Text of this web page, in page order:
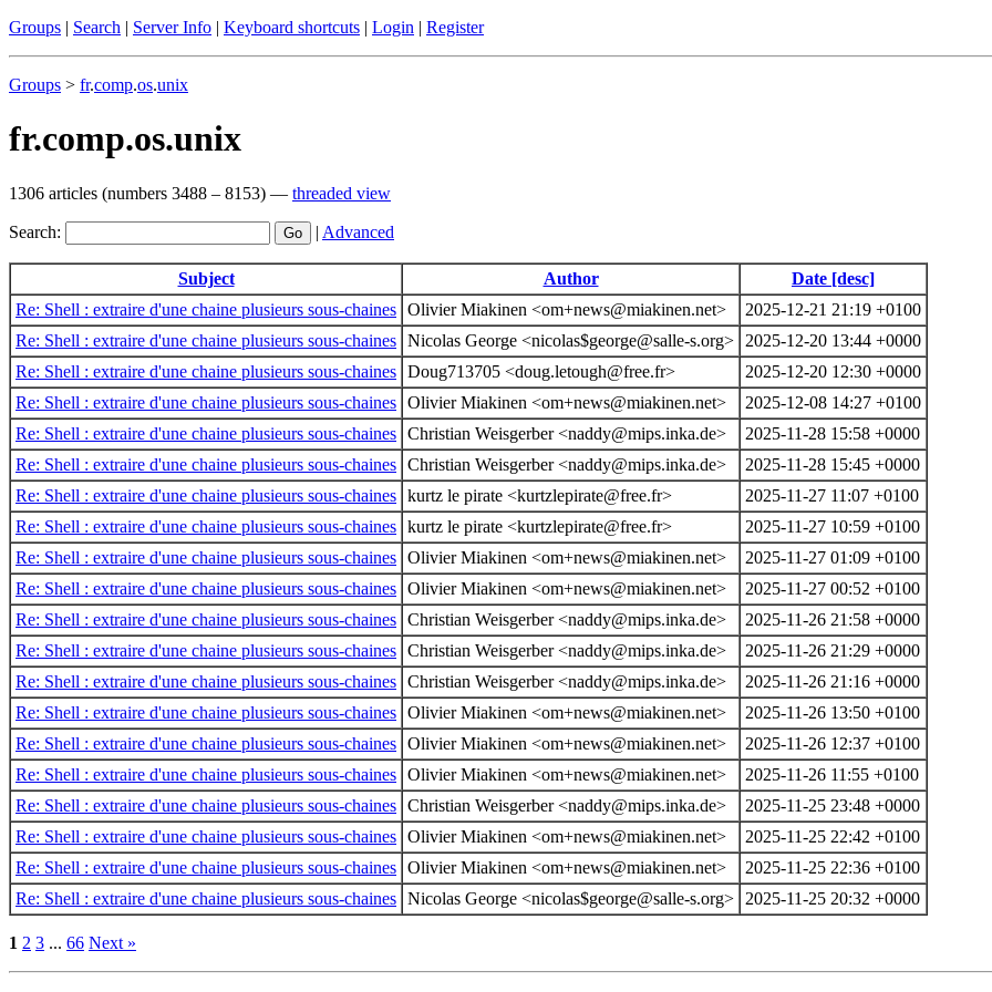
Groups | Search | Server Info | Keyboard shortcuts | Login | Register
Groups > fr.comp.os.unix
fr.comp.os.unix
1306 articles (numbers 3488 – 8153) — threaded view
Search: | Advanced
Subject Author
Date [desc]
Re: Shell : extraire d'une chaine plusieurs sous-chaines Olivier Miakinen <om+news@miakinen.net>
2025-12-21 21:19 +0100
Re: Shell : extraire d'une chaine plusieurs sous-chaines Nicolas George <nicolas$george@salle-s.org>
2025-12-20 13:44 +0000
Re: Shell : extraire d'une chaine plusieurs sous-chaines Doug713705 <doug.letough@free.fr>
2025-12-20 12:30 +0000
Re: Shell : extraire d'une chaine plusieurs sous-chaines Olivier Miakinen <om+news@miakinen.net>
2025-12-08 14:27 +0100
Re: Shell : extraire d'une chaine plusieurs sous-chaines Christian Weisgerber <naddy@mips.inka.de>
2025-11-28 15:58 +0000
Re: Shell : extraire d'une chaine plusieurs sous-chaines Christian Weisgerber <naddy@mips.inka.de>
2025-11-28 15:45 +0000
Re: Shell : extraire d'une chaine plusieurs sous-chaines kurtz le pirate <kurtzlepirate@free.fr>
2025-11-27 11:07 +0100
Re: Shell : extraire d'une chaine plusieurs sous-chaines kurtz le pirate <kurtzlepirate@free.fr>
2025-11-27 10:59 +0100
Re: Shell : extraire d'une chaine plusieurs sous-chaines Olivier Miakinen <om+news@miakinen.net>
2025-11-27 01:09 +0100
Re: Shell : extraire d'une chaine plusieurs sous-chaines Olivier Miakinen <om+news@miakinen.net>
2025-11-27 00:52 +0100
Re: Shell : extraire d'une chaine plusieurs sous-chaines Christian Weisgerber <naddy@mips.inka.de>
2025-11-26 21:58 +0000
Re: Shell : extraire d'une chaine plusieurs sous-chaines Christian Weisgerber <naddy@mips.inka.de>
2025-11-26 21:29 +0000
Re: Shell : extraire d'une chaine plusieurs sous-chaines Christian Weisgerber <naddy@mips.inka.de>
2025-11-26 21:16 +0000
Re: Shell : extraire d'une chaine plusieurs sous-chaines Olivier Miakinen <om+news@miakinen.net>
2025-11-26 13:50 +0100
Re: Shell : extraire d'une chaine plusieurs sous-chaines Olivier Miakinen <om+news@miakinen.net>
2025-11-26 12:37 +0100
Re: Shell : extraire d'une chaine plusieurs sous-chaines Olivier Miakinen <om+news@miakinen.net>
2025-11-26 11:55 +0100
Re: Shell : extraire d'une chaine plusieurs sous-chaines Christian Weisgerber <naddy@mips.inka.de>
2025-11-25 23:48 +0000
Re: Shell : extraire d'une chaine plusieurs sous-chaines Olivier Miakinen <om+news@miakinen.net>
2025-11-25 22:42 +0100
Re: Shell : extraire d'une chaine plusieurs sous-chaines Olivier Miakinen <om+news@miakinen.net>
2025-11-25 22:36 +0100
Re: Shell : extraire d'une chaine plusieurs sous-chaines Nicolas George <nicolas$george@salle-s.org> 2025-11-25 20:32 +0000
1 2 3 ... 66 Next »